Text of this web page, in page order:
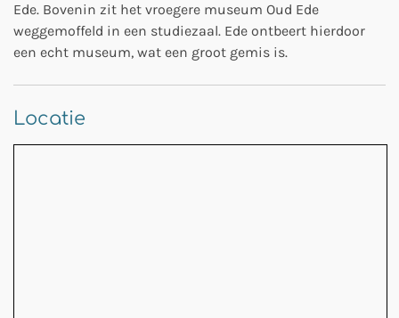
Ede. Bovenin zit het vroegere museum Oud Ede
weggemoffeld in een studiezaal. Ede ontbeert hierdoor
een echt museum, wat een groot gemis is.
Locatie